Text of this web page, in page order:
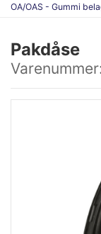
OA/OAS - Gummi
Pakdåse
Varenummer: